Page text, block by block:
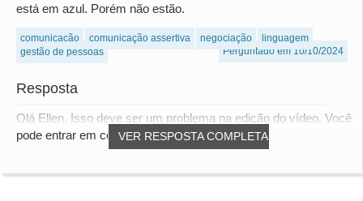
está em azul. Porém não estão.
comunicação comunicação assertiva negociação
linguagem
gestão de pessoas
Perguntado em 10/10/2024
Resposta
VER RESPOSTA COMPLETA
Olá Ellen. Isso deve ser um problema na edição do vídeo. Você
pode entrar em contato com a área d...